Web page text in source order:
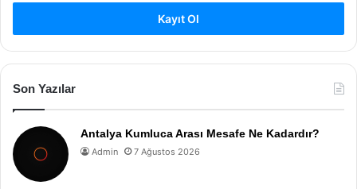
Kayıt Ol
Son Yazılar
Antalya Kumluca Arası Mesafe Ne Kadardır?
Admin 7 Ağustos 2026